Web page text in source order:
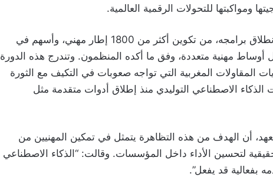
ومواكبتها للتحولات الرقمية العالمية.
وتأتي هذه المبادرة بعد أن تمكّن المعهد، منذ انطلاق برامجه، من تكوين أكثر من 1800 إطار مهني، وأسهم في
في الإنتاجية تجاوزت 30% داخل أوساط مهنية متعددة، وفق ما أكده المنظمون. وتندرج هذه الدورة
المقاولات المغربية التي تواجه صعوبات في التكيف مع الثورة
الذكاء الاصطناعي التوليدي منذ إطلاق أدوات متقدمة مثل
أن الهدف من هذه التظاهرة يتمثل في تمكين المهنيين من
لتحسين الأداء داخل المؤسسات. وقالت: “الذكاء الاصطناعي
قد يفعل”.